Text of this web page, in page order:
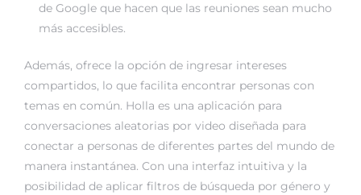
de Google que hacen que las reuniones sean mucho
más accesibles.
Además, ofrece la opción de ingresar intereses
compartidos, lo que facilita encontrar personas con
temas en común. Holla es una aplicación para
conversaciones aleatorias por video diseñada para
conectar a personas de diferentes partes del mundo de
manera instantánea. Con una interfaz intuitiva y la
posibilidad de aplicar filtros de búsqueda por género y